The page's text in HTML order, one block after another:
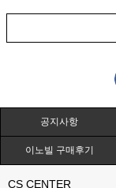
공지사항
이노빌 구매후기
CS CENTER